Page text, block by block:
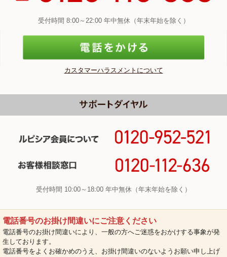
受付時間 8:00～22:00 年中無休（年末年始を除く）
カスタマーハラスメントについて
受付時間 10:00～18:00 年中無休（年末年始を除く）
電話番号のお掛け間違いにご注意ください
電話番号のお掛け間違いにより、一般の方へご迷惑をおかけする事象が発
生しております。
電話番号をよくお確かめのうえ、お掛け間違いのないようお願い申し上げ